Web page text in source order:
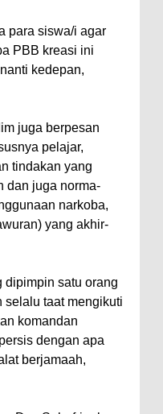
para siswa/i agar
PBB kreasi ini
kedepan,
juga berpesan
pelajar,
tindakan yang
dan juga norma-
narkoba,
yang akhir-
dipimpin satu orang
selalu taat mengikuti
komandan
dengan apa
berjamaah,